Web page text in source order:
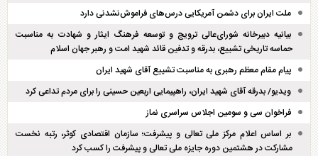
ملت ایران برای دشمن آمریکایی درس‌های فراموش‌نشدنی دارد
بیانیه دبیرخانه شورای‌عالی ترویج و توسعه فرهنگ ایثار و شهادت به مناسبت
حماسه تاریخی تشییع، بدرقه و تدفین قائد شهید امت و رهبر جهان اسلام
پیام مقام معظم رهبری به مناسبت تشییع آقای شهید ایران
ویدیو/ بدرقه آقای شهید ایران، راهپیمایی اربعین حسینی را برای مردم تداعی کرد
فراخوان سی و سومین اجلاس سراسری نماز
بر اساس اعلام مرکز ملی تعالی و پیشرفت؛ سازمان اقتصادی کوثر، رتبه نخست
مشارکت در هشتمین دوره جایزه ملی تعالی و پیشرفت را کسب کرد